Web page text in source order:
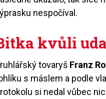
nespočíval.
kvůli
tovaryš Franz
s máslem a podle
si nedal vůbec